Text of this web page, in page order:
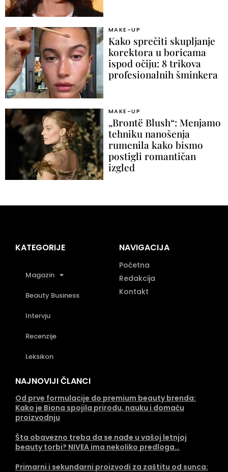
MAKE-UP
Kako sprečiti skupljanje
korektora u boricama
ispod očiju: 8 trikova
profesionalnih šminkera
MAKE-UP
„Brontë Blush“: Menjamo
tehniku nanošenja
rumenila kako bismo
postigli romantičan
izgled
KATEGORIJE
Magazin
Beauty Business
Intervju
Recenzije
Leksikon
NAVIGACIJA
Početna
Redakcija
Kontakt
NAJNOVIJI ČLANCI
Od prve formulacije do premium beauty brenda:
Kako je Biona spojila prirodu, nauku i domaću
proizvodnju
Šta obavezno treba da se nađe u vašoj letnjoj
beauty torbi? NIVEA ima nekoliko predloga…
Primarni i sekundarni proizvodi za zaštitu od sunca: